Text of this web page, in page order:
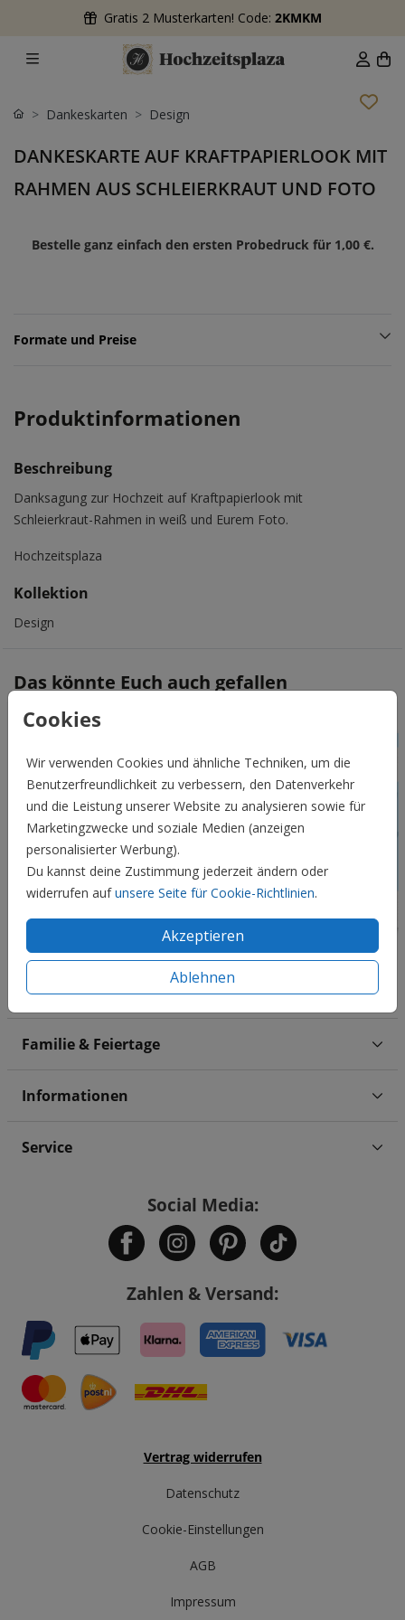
Gratis 2 Musterkarten! Code: 2KMKM
Cookies
Wir verwenden Cookies und ähnliche Techniken, um die
Benutzerfreundlichkeit zu verbessern, den Datenverkehr
und die Leistung unserer Website zu analysieren sowie für
Marketingzwecke und soziale Medien (anzeigen
personalisierter Werbung).
Du kannst deine Zustimmung jederzeit ändern oder
widerrufen aufunsere Seite für Cookie-Richtlinien.
Akzeptieren
Ablehnen
Dankeskarten Design
DANKESKARTE AUF KRAFTPAPIERLOOK MIT
RAHMEN AUS SCHLEIERKRAUT UND FOTO
Bestelle ganz einfach den ersten Probedruck für 1,00 €.
Formate und Preise
Produktinformationen
Beschreibung
Danksagung zur Hochzeit auf Kraftpapierlook mit
Schleierkraut-Rahmen in weiß und Eurem Foto.
Hochzeitsplaza
Kollektion
Design
Das könnte Euch auch gefallen
Hochzeit
Familie & Feiertage
Informationen
Service
Social Media:
Zahlen & Versand:
Vertrag widerrufen
Datenschutz
Cookie-Einstellungen
AGB
Impressum